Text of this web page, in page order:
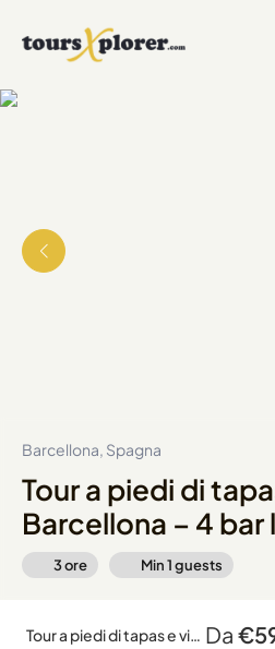
Barcellona, Spagna
Tour a piedi di
Barcellona – 4 bar
3 ore Min1guests
Tour a piedi di tapas e vino a Barcellona – 4 bar locali Da